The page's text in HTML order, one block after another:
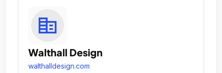
Walthall Design
walthalldesign.com